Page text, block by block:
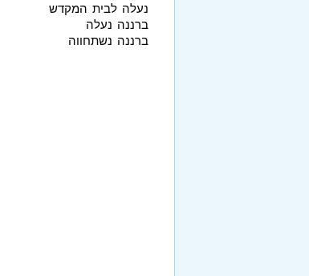
נעלה לבית המקדש
ברננה נעלה
ברננה נשתחווה